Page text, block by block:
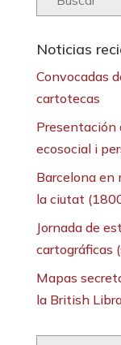
Noticias
Convocadas
cartotecas
Presentación
ecosocial i
Barcelona en
la ciutat
Jornada de
cartográficas
Mapas
la British